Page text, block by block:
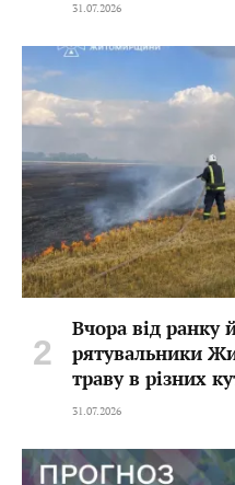
31.07.2026
Вчора від ранку
рятувальники
траву в різних
31.07.2026